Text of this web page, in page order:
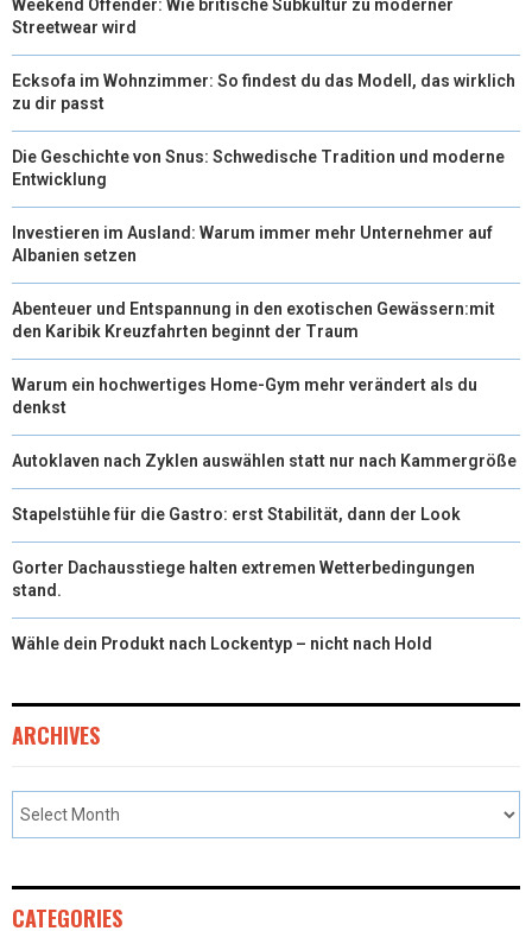
Weekend Offender: Wie britische Subkultur zu moderner
Streetwear wird
Ecksofa im Wohnzimmer: So findest du das Modell, das wirklich
zu dir passt
Die Geschichte von Snus: Schwedische Tradition und moderne
Entwicklung
Investieren im Ausland: Warum immer mehr Unternehmer auf
Albanien setzen
Abenteuer und Entspannung in den exotischen Gewässern:mit
den Karibik Kreuzfahrten beginnt der Traum
Warum ein hochwertiges Home-Gym mehr verändert als du
denkst
Autoklaven nach Zyklen auswählen statt nur nach Kammergröße
Stapelstühle für die Gastro: erst Stabilität, dann der Look
Gorter Dachausstiege halten extremen Wetterbedingungen
stand.
Wähle dein Produkt nach Lockentyp – nicht nach Hold
ARCHIVES
CATEGORIES